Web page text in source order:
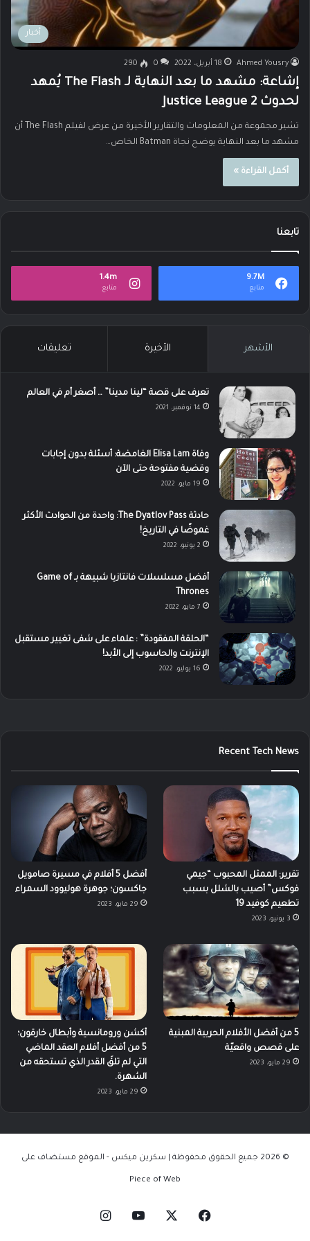
أخبار
Ahmed Yousry 18 أبريل، 2022 0
290
إشاعة: مشهد ما بعد النهاية لـ The Flash يُمهد
لحدوث Justice League 2
تشير مجموعة من المعلومات والتقارير الأخيرة من عرض لفيلم The Flash أن
مشهد ما بعد النهاية يوضح نجاة Batman الخاص…
أكمل القراءة »
تابعنا
9.7M
متابع
1.4m
متابع
الأشهر الأخيرة تعليقات
تعرف على قصة “لينا مدينا” … أصغر أم في العالم
14 نوفمبر، 2021
وفاة Elisa Lam الغامضة: أسئلة بدون إجابات
وقضية مفتوحة حتى الآن
19 مايو، 2022
حادثة The Dyatlov Pass: واحدة من الحوادث الأكثر
غموضًا في التاريخ!
2 يونيو، 2022
أفضل مسلسلات فانتازيا شبيهة بـ Game of
Thrones
7 مايو، 2022
“الحلقة المفقودة” : علماء على شفى تغيير مستقبل
الإنترنت والحاسوب إلى الأبد!
16 يوليو، 2022
Recent Tech News
تقرير: الممثل المحبوب “جيمي
فوكس” أصيب بالشلل بسبب
تطعيم كوفيد 19
3 يونيو، 2023
أفضل 5 أفلام في مسيرة صامويل
جاكسون؛ جوهرة هوليوود السمراء
29 مايو، 2023
5 من أفضل الأفلام الحربية المبنية
على قصص واقعيّة
29 مايو، 2023
أكشن ورومانسية وأبطال خارقون؛
5 من أفضل أفلام العقد الماضي
التي لم تلقَ القدر الذي تستحقه من
الشهرة.
29 مايو، 2023
© 2026 جميع الحقوق محفوظة | سكرين ميكس - الموقع مستضاف على
Piece of Web
فيسبوك ‫YouTube